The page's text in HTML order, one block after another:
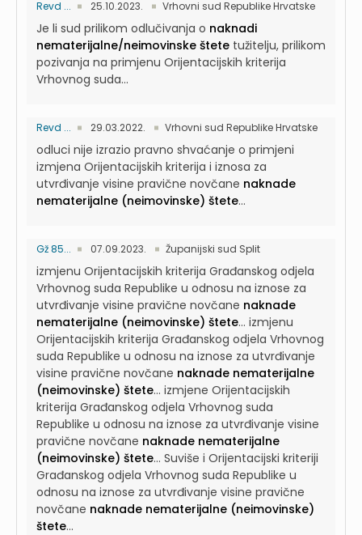
Revd ... 25.10.2023. Vrhovni sud Republike Hrvatske
Je li sud prilikom odlučivanja o naknadi
nematerijalne/neimovinske štete tužitelju, prilikom
pozivanja na primjenu Orijentacijskih kriterija
Vrhovnog suda...
Revd ... 29.03.2022. Vrhovni sud Republike Hrvatske
odluci nije izrazio pravno shvaćanje o primjeni
izmjena Orijentacijskih kriterija i iznosa za
utvrđivanje visine pravične novčane naknade
nematerijalne (neimovinske) štete...
Gž 85... 07.09.2023. Županijski sud Split
izmjenu Orijentacijskih kriterija Građanskog odjela
Vrhovnog suda Republike u odnosu na iznose za
utvrđivanje visine pravične novčane naknade
nematerijalne (neimovinske) štete... izmjenu
Orijentacijskih kriterija Građanskog odjela Vrhovnog
suda Republike u odnosu na iznose za utvrđivanje
visine pravične novčane naknade nematerijalne
(neimovinske) štete... izmjene Orijentacijskih
kriterija Građanskog odjela Vrhovnog suda
Republike u odnosu na iznose za utvrđivanje visine
pravične novčane naknade nematerijalne
(neimovinske) štete... Suviše i Orijentacijski kriteriji
Građanskog odjela Vrhovnog suda Republike u
odnosu na iznose za utvrđivanje visine pravične
novčane naknade nematerijalne (neimovinske)
štete...